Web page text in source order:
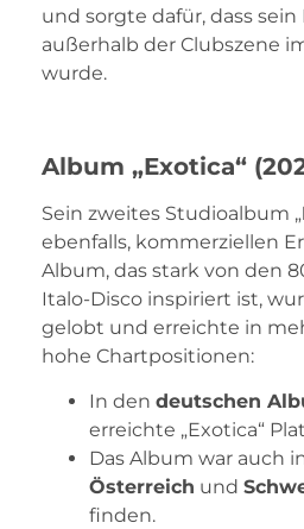
und sorgte dafür, dass sein
außerhalb der Clubszene
wurde.
Album „Exotica“
Sein zweites Studioalbum „
ebenfalls, kommerziellen
Album, das stark von den
Italo-Disco inspiriert ist,
gelobt und erreichte in
hohe Chartpositionen:
In den deutschen
erreichte „Exotica“
Das Album war auch
Österreich und
finden.